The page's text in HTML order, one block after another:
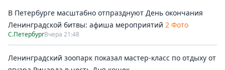
В Петербурге масштабно отпразднуют День окончания
Ленинградской битвы: афиша мероприятий 2 Фото
С.ПетербургВчера 21:48
Ленинградский зоопарк показал мастер-класс по отдыху от